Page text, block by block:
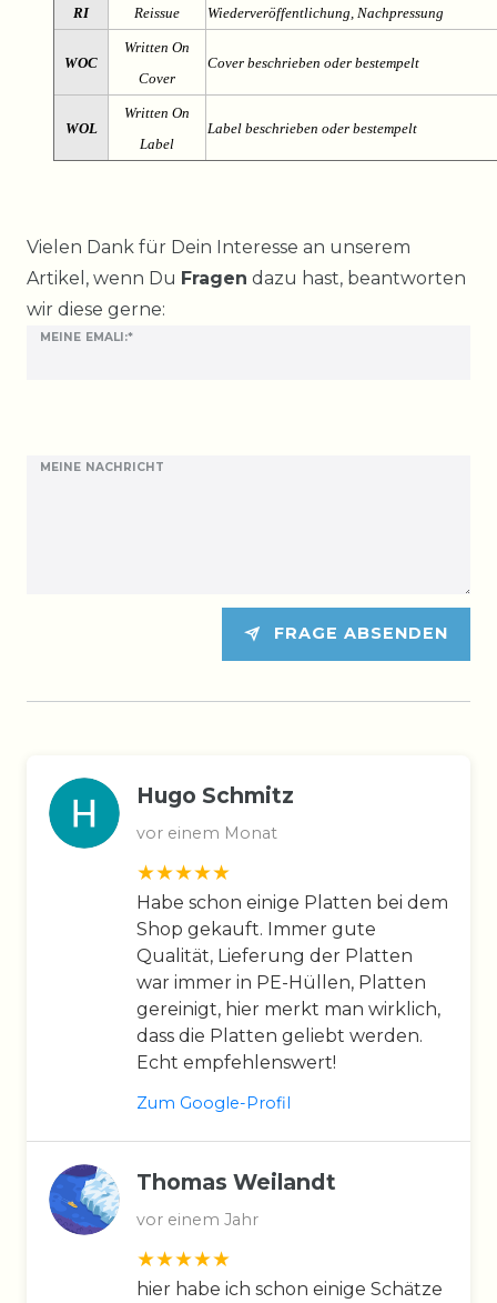
RI Reissue Wiederveröffentlichung, Nachpressung
WOC
Written On
Cover
Cover beschrieben oder bestempelt
WOL
Written On
Label
Label beschrieben oder bestempelt
Vielen Dank für Dein Interesse an unserem
Artikel, wenn Du Fragen dazu hast, beantworten
wir diese gerne:
MEINE EMALI:*
MEINE NACHRICHT
Ceres::Template.mailFormHoneypotLabel
FRAGE ABSENDEN
Hugo Schmitz
vor einem Monat
Habe schon einige Platten bei dem
Shop gekauft. Immer gute
Qualität, Lieferung der Platten
war immer in PE-Hüllen, Platten
gereinigt, hier merkt man wirklich,
dass die Platten geliebt werden.
Echt empfehlenswert!
Zum Google-Profil
Thomas Weilandt
vor einem Jahr
hier habe ich schon einige Schätze